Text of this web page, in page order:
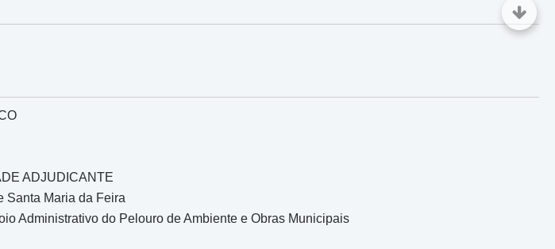
ADJUDICANTE
Santa Maria da Feira
Administrativo do Pelouro de Ambiente e Obras Municipais